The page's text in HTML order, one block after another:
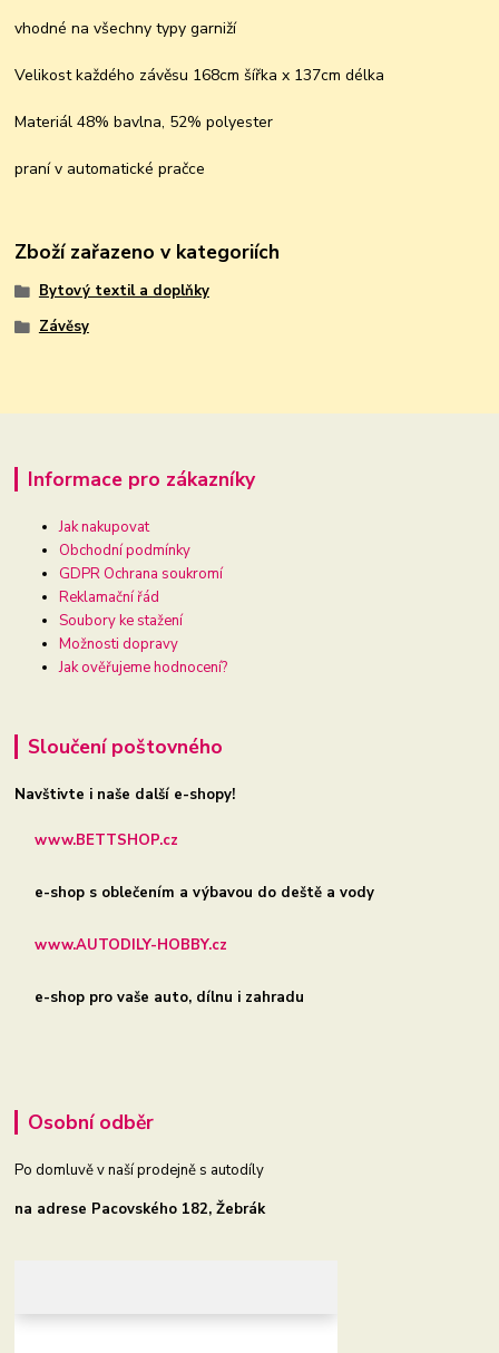
vhodné na všechny typy garniží
Velikost každého závěsu 168cm šířka x 137cm délka
Materiál 48% bavlna, 52% polyester
praní v automatické pračce
Zboží zařazeno v kategoriích
Bytový textil a doplňky
Závěsy
Informace pro zákazníky
Jak nakupovat
Obchodní podmínky
GDPR Ochrana soukromí
Reklamační řád
Soubory ke stažení
Možnosti dopravy
Jak ověřujeme hodnocení?
Sloučení poštovného
Navštivte i naše další e-shopy!
www.BETTSHOP.cz
e-shop s oblečením a výbavou do deště a vody
www.AUTODILY-HOBBY.cz
e-shop pro vaše auto, dílnu i zahradu
Osobní odběr
Po domluvě v naší prodejně s autodíly
na adrese Pacovského 182, Žebrák